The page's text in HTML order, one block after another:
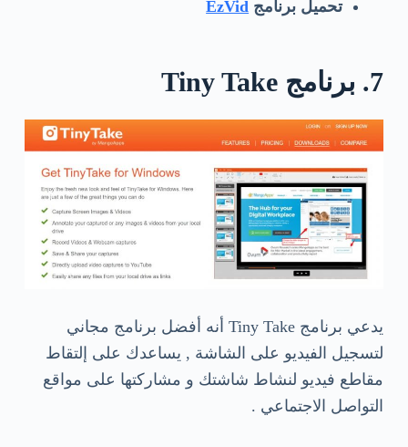
تحميل برنامج EzVid
7. برنامج Tiny Take
يدعي برنامج Tiny Take أنه أفضل برنامج مجاني
لتسجيل الفيديو على الشاشة , يساعدك على إلتقاط
مقاطع فيديو لنشاط شاشتك و مشاركتها على مواقع
التواصل الاجتماعي .